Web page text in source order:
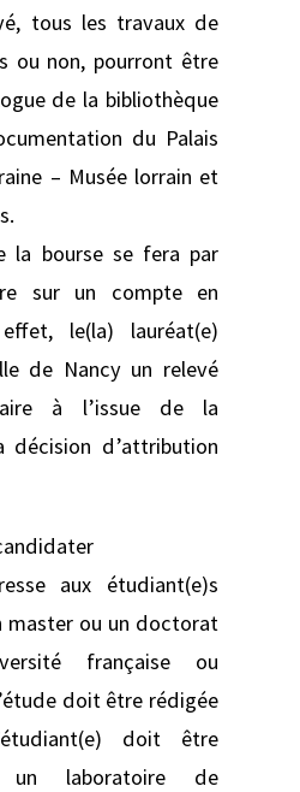
tous les travaux de
ou non, pourront être
de la bibliothèque
du Palais
– Musée lorrain et
la bourse se fera par
sur un compte en
le(la) lauréat(e)
de Nancy un relevé
à l’issue de la
décision d’attribution
aux étudiant(e)s
master ou un doctorat
française ou
doit être rédigée
doit être
un laboratoire de